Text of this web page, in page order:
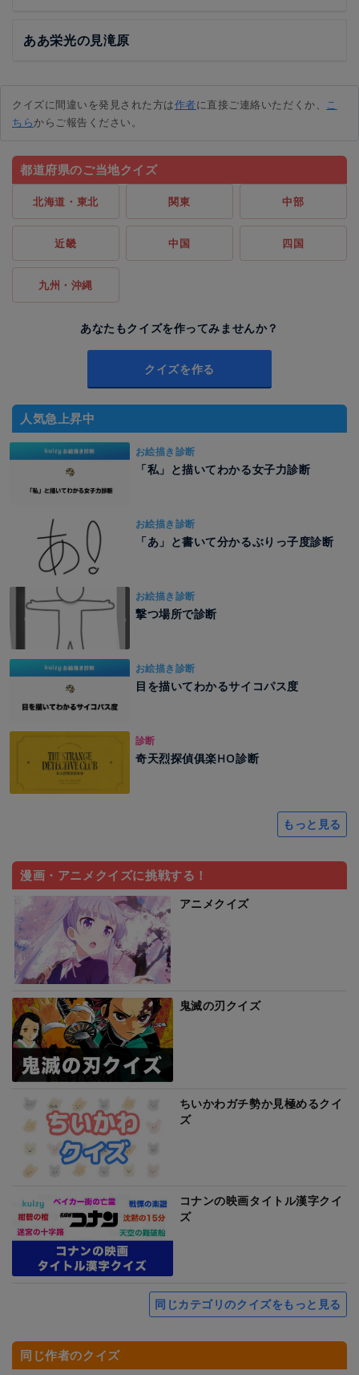
ああ栄光の見滝原
クイズに間違いを発見された方は作者に直接ご連絡いただくか、 こ
ちらからご報告ください。
都道府県のご当地クイズ
北海道・東北 関東 中部
近畿 中国 四国
九州・沖縄
あなたもクイズを作ってみませんか？
クイズを作る
人気急上昇中
お絵描き診断
「私」と描いてわかる女子力診断
お絵描き診断
「あ」と書いて分かるぶりっ子度診断
お絵描き診断
撃つ場所で診断
お絵描き診断
目を描いてわかるサイコパス度
診断
奇天烈探偵俱楽HO診断
もっと見る
漫画・アニメクイズに挑戦する！
アニメクイズ
鬼滅の刃クイズ
ちいかわガチ勢か見極めるクイ
ズ
コナンの映画タイトル漢字クイ
ズ
同じカテゴリのクイズをもっと見る
同じ作者のクイズ